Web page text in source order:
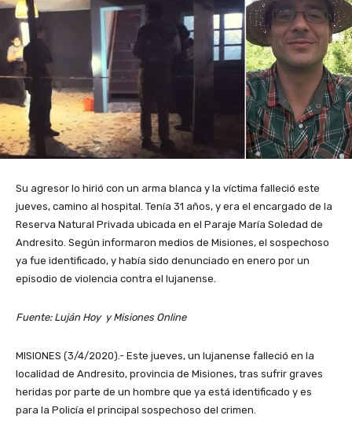
Su agresor lo hirió con un arma blanca y la víctima falleció este
jueves, camino al hospital. Tenía 31 años, y era el encargado de la
Reserva Natural Privada ubicada en el Paraje María Soledad de
Andresito. Según informaron medios de Misiones, el sospechoso
ya fue identificado, y había sido denunciado en enero por un
episodio de violencia contra el lujanense.
Fuente: Luján Hoy y Misiones Online
MISIONES (3/4/2020).- Este jueves, un lujanense falleció en la
localidad de Andresito, provincia de Misiones, tras sufrir graves
heridas por parte de un hombre que ya está identificado y es
para la Policía el principal sospechoso del crimen.